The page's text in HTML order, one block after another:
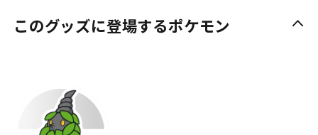
このグッズに登場するポケモン